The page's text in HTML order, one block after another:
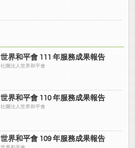
世界和平會 111 年服務成果報告
社團法人世界和平會
世界和平會 110 年服務成果報告
社團法人世界和平會
世界和平會 109 年服務成果報告